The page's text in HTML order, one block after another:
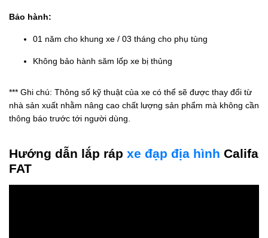
Bảo hành:
01 năm cho khung xe / 03 tháng cho phụ tùng
Không bảo hành săm lốp xe bị thủng
*** Ghi chú: Thông số kỹ thuật của xe có thể sẽ được thay đổi từ
nhà sản xuất nhằm nâng cao chất lượng sản phẩm mà không cần
thông báo trước tới người dùng.
Hướng dẫn lắp ráp xe đạp địa hình Califa
FAT